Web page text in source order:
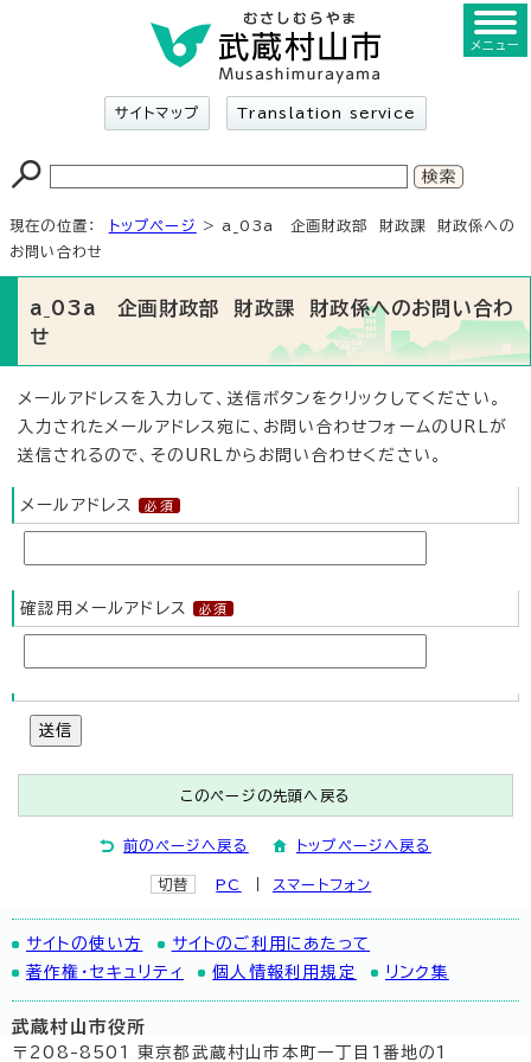
サイトマップ Translation service
メニュー
現在の位置： トップページ
> a_03a 企画財政部 財政課 財政係への
お問い合わせ
a_03a 企画財政部 財政課 財政係へのお問い合わ
せ
メールアドレスを入力して、送信ボタンをクリックしてください。
入力されたメールアドレス宛に、お問い合わせフォームのURLが
送信されるので、そのURLからお問い合わせください。
メールアドレス
確認用メールアドレス
送信
このページの先頭へ戻る
前のページへ戻る トップページへ戻る
切替 PC スマートフォン
サイトの使い方
サイトのご利用にあたって
著作権・セキュリティ
個人情報利用規定 リンク集
武蔵村山市役所
〒208-8501 東京都武蔵村山市本町一丁目1番地の1